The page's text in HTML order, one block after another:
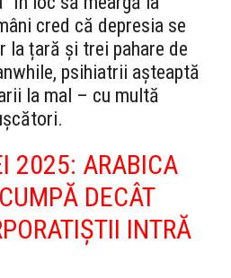
cred că depresia se
la țară și trei pahare de
psihiatrii așteaptă
la mal – cu multă
2025: ARABICA
DECÂT
INTRĂ